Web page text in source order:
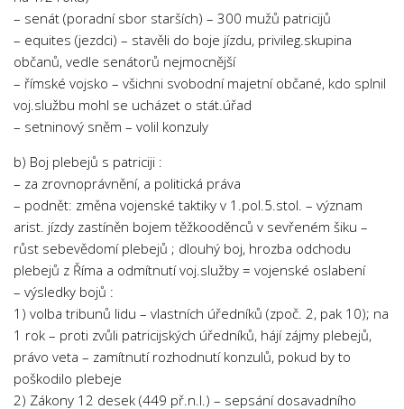
– senát (poradní sbor starších) – 300 mužů patricijů
– equites (jezdci) – stavěli do boje jízdu, privileg.skupina
občanů, vedle senátorů nejmocnější
– římské vojsko – všichni svobodní majetní občané, kdo splnil
voj.službu mohl se ucházet o stát.úřad
– setninový sněm – volil konzuly
b) Boj plebejů s patriciji :
– za zrovnoprávnění, a politická práva
– podnět: změna vojenské taktiky v 1.pol.5.stol. – význam
arist. jízdy zastíněn bojem těžkooděnců v sevřeném šiku –
růst sebevědomí plebejů ; dlouhý boj, hrozba odchodu
plebejů z Říma a odmítnutí voj.služby = vojenské oslabení
– výsledky bojů :
1) volba tribunů lidu – vlastních úředníků (zpoč. 2, pak 10); na
1 rok – proti zvůli patricijských úředníků, hájí zájmy plebejů,
právo veta – zamítnutí rozhodnutí konzulů, pokud by to
poškodilo plebeje
2) Zákony 12 desek (449 př.n.l.) – sepsání dosavadního